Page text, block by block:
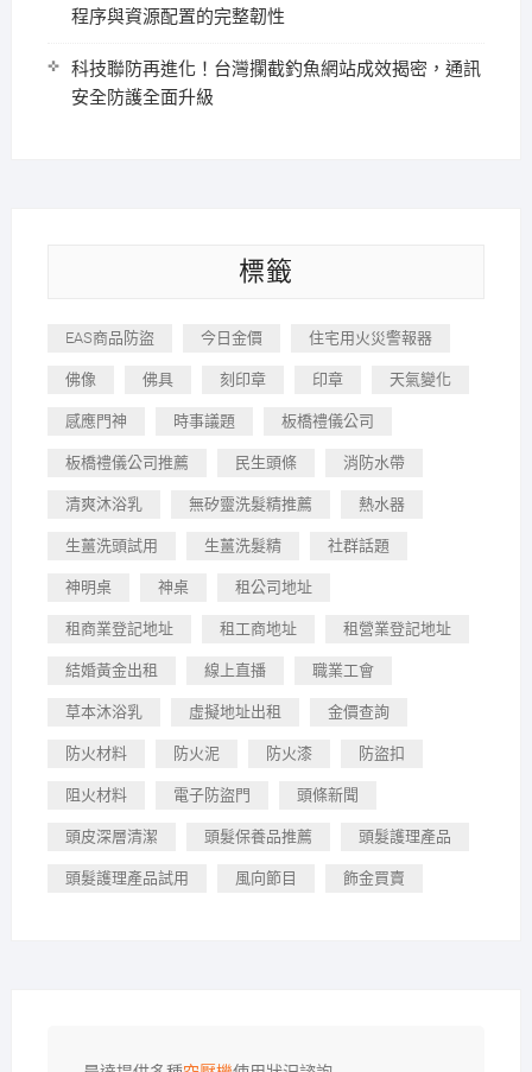
程序與資源配置的完整韌性
科技聯防再進化！台灣攔截釣魚網站成效揭密，通訊
安全防護全面升級
標籤
EAS商品防盜 今日金價 住宅用火災警報器
佛像 佛具 刻印章 印章 天氣變化
感應門神 時事議題 板橋禮儀公司
板橋禮儀公司推薦 民生頭條 消防水帶
清爽沐浴乳 無矽靈洗髮精推薦 熱水器
生薑洗頭試用 生薑洗髮精 社群話題
神明桌 神桌 租公司地址
租商業登記地址 租工商地址 租營業登記地址
結婚黃金出租 線上直播 職業工會
草本沐浴乳 虛擬地址出租 金價查詢
防火材料 防火泥 防火漆 防盜扣
阻火材料 電子防盜門 頭條新聞
頭皮深層清潔 頭髮保養品推薦 頭髮護理產品
頭髮護理產品試用 風向節目 飾金買賣